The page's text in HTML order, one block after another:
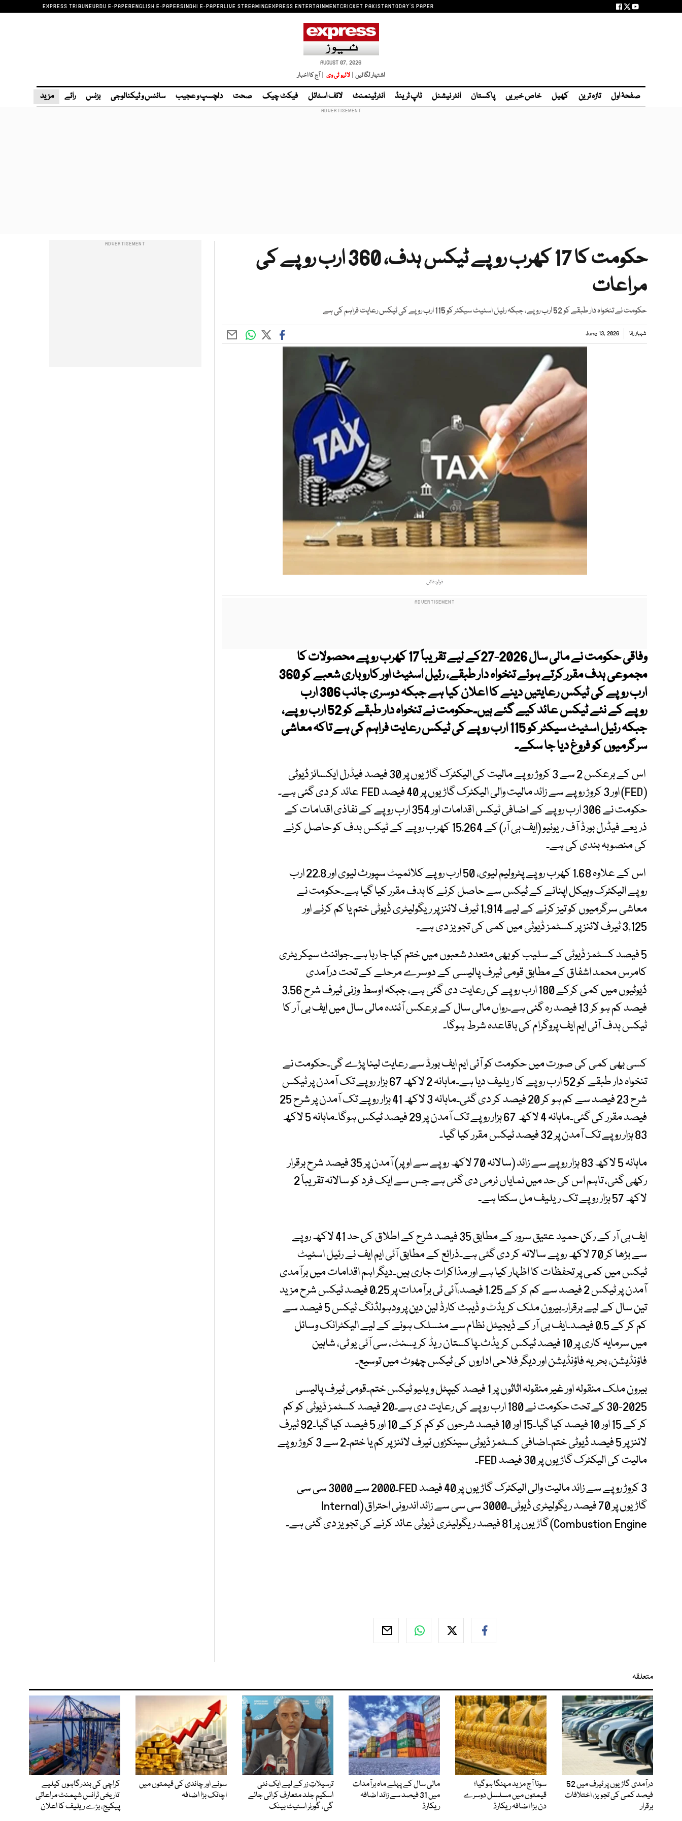
EXPRESS TRIBUNEURDU E-PAPERENGLISH E-PAPERSINDHI E-PAPERLIVE STREAMINGEXPRESS ENTERTAINMENTCRICKET PAKISTANTODAY'S PAPER
AUGUST 07, 2026
اشتہار لگائیں | لائیو ٹی وی | آج کا اخبار
صفحۂ اول تازہ ترین کھیل خاص خبریں پاکستان انٹر نیشنل ٹاپ ٹرینڈ انٹرٹینمنٹ لائف اسٹائل فیکٹ چیک صحت دلچسپ و عجیب سائنس و ٹیکنالوجی بزنس رائے مزید
حکومت کا 17 کھرب روپے ٹیکس ہدف، 360 ارب روپے کی
مراعات
حکومت نے تنخواہ دار طبقے کو 52 ارب روپے، جبکہ رئیل اسٹیٹ سیکٹر کو 115 ارب روپے کی ٹیکس رعایت فراہم کی ہے
شہباز رانا June 13, 2026
فوٹو: فائل
وفاقی حکومت نے مالی سال 2026-27کے لیے تقریباً 17 کھرب روپے محصولات کا
مجموعی ہدف مقرر کرتے ہوئے تنخواہ دار طبقے، رئیل اسٹیٹ اور کاروباری شعبے کو 360
ارب روپے کی ٹیکس رعایتیں دینے کا اعلان کیا ہے جبکہ دوسری جانب 306 ارب
روپے کے نئے ٹیکس عائد کیے گئے ہیں۔حکومت نے تنخواہ دار طبقے کو 52 ارب روپے،
جبکہ رئیل اسٹیٹ سیکٹر کو 115 ارب روپے کی ٹیکس رعایت فراہم کی ہے تاکہ معاشی
سرگرمیوں کو فروغ دیا جا سکے۔
اس کے برعکس 2 سے 3 کروڑ روپے مالیت کی الیکٹرک گاڑیوں پر 30 فیصد فیڈرل ایکسائز ڈیوٹی
(FED) اور 3 کروڑ روپے سے زائد مالیت والی الیکٹرک گاڑیوں پر 40 فیصد FED عائد کر دی گئی ہے۔
حکومت نے 306 ارب روپے کے اضافی ٹیکس اقدامات اور 354 ارب روپے کے نفاذی اقدامات کے
ذریعے فیڈرل بورڈ آف ریونیو (ایف بی آر) کے 15.264 کھرب روپے کے ٹیکس ہدف کو حاصل کرنے
کی منصوبہ بندی کی ہے۔
اس کے علاوہ 1.68 کھرب روپے پٹرولیم لیوی، 50 ارب روپے کلائمیٹ سپورٹ لیوی اور 22.8 ارب
روپے الیکٹرک وہیکل اپنانے کے ٹیکس سے حاصل کرنے کا ہدف مقرر کیا گیا ہے۔حکومت نے
معاشی سرگرمیوں کو تیز کرنے کے لیے 1,914 ٹیرف لائنز پر ریگولیٹری ڈیوٹی ختم یا کم کرنے اور
3,125 ٹیرف لائنز پر کسٹمز ڈیوٹی میں کمی کی تجویز دی ہے۔
5 فیصد کسٹمز ڈیوٹی کے سلیب کو بھی متعدد شعبوں میں ختم کیا جا رہا ہے۔جوائنٹ سیکریٹری
کامرس محمد اشفاق کے مطابق قومی ٹیرف پالیسی کے دوسرے مرحلے کے تحت درآمدی
ڈیوٹیوں میں کمی کرکے 180 ارب روپے کی رعایت دی گئی ہے، جبکہ اوسط وزنی ٹیرف شرح 3.56
فیصد کم ہو کر 13 فیصد رہ گئی ہے۔رواں مالی سال کے برعکس آئندہ مالی سال میں ایف بی آر کا
ٹیکس ہدف آئی ایم ایف پروگرام کی باقاعدہ شرط ہوگا۔
کسی بھی کمی کی صورت میں حکومت کو آئی ایم ایف بورڈ سے رعایت لینا پڑے گی۔حکومت نے
تنخواہ دار طبقے کو 52 ارب روپے کا ریلیف دیا ہے۔ماہانہ 2 لاکھ 67 ہزار روپے تک آمدن پر ٹیکس
شرح 23 فیصد سے کم ہو کر 20 فیصد کر دی گئی۔ماہانہ 3 لاکھ 41 ہزار روپے تک آمدن پر شرح 25
فیصد مقرر کی گئی۔ماہانہ 4 لاکھ 67 ہزار روپے تک آمدن پر 29 فیصد ٹیکس ہوگا۔ماہانہ 5 لاکھ
83 ہزار روپے تک آمدن پر 32 فیصد ٹیکس مقرر کیا گیا۔
ماہانہ 5 لاکھ 83 ہزار روپے سے زائد (سالانہ 70 لاکھ روپے سے اوپر) آمدن پر 35 فیصد شرح برقرار
رکھی گئی، تاہم اس کی حد میں نمایاں نرمی دی گئی ہے جس سے ایک فرد کو سالانہ تقریباً 2
لاکھ 57 ہزار روپے تک ریلیف مل سکتا ہے۔
ایف بی آر کے رکن حمید عتیق سرور کے مطابق 35 فیصد شرح کے اطلاق کی حد 41 لاکھ روپے
سے بڑھا کر 70 لاکھ روپے سالانہ کر دی گئی ہے۔ذرائع کے مطابق آئی ایم ایف نے رئیل اسٹیٹ
ٹیکس میں کمی پر تحفظات کا اظہار کیا ہے اور مذاکرات جاری ہیں۔دیگر اہم اقدامات میں برآمدی
آمدن پر ٹیکس 2 فیصد سے کم کر کے 1.25 فیصد،آئی ٹی برآمدات پر 0.25 فیصد ٹیکس شرح مزید
تین سال کے لیے برقرار۔بیرون ملک کریڈٹ و ڈیبٹ کارڈ لین دین پر ودہولڈنگ ٹیکس 5 فیصد سے
کم کر کے 0.5 فیصد۔ایف بی آر کے ڈیجیٹل نظام سے منسلک ہونے کے لیے الیکٹرانک وسائل
میں سرمایہ کاری پر 10 فیصد ٹیکس کریڈٹ۔پاکستان ریڈ کریسنٹ، سی آئی یو ٹی، شاہین
فاؤنڈیشن، بحریہ فاؤنڈیشن اور دیگر فلاحی اداروں کی ٹیکس چھوٹ میں توسیع۔
بیرون ملک منقولہ اور غیر منقولہ اثاثوں پر 1 فیصد کیپٹل ویلیو ٹیکس ختم۔قومی ٹیرف پالیسی
2025-30 کے تحت حکومت نے 180 ارب روپے کی رعایت دی ہے۔20 فیصد کسٹمز ڈیوٹی کو کم
کر کے 15 اور 10 فیصد کیا گیا۔15 اور 10 فیصد شرحوں کو کم کر کے 10 اور 5 فیصد کیا گیا۔92 ٹیرف
لائنز پر 5 فیصد ڈیوٹی ختم۔اضافی کسٹمز ڈیوٹی سینکڑوں ٹیرف لائنز پر کم یا ختم۔2 سے 3 کروڑ روپے
مالیت کی الیکٹرک گاڑیوں پر 30 فیصد FED۔
3 کروڑ روپے سے زائد مالیت والی الیکٹرک گاڑیوں پر 40 فیصد FED۔2000 سے 3000 سی سی
گاڑیوں پر 70 فیصد ریگولیٹری ڈیوٹی۔3000 سی سی سے زائد اندرونی احتراق (Internal
Combustion Engine) گاڑیوں پر 81 فیصد ریگولیٹری ڈیوٹی عائد کرنے کی تجویز دی گئی ہے۔
متعلقہ
درآمدی گاڑیوں پر ٹیرف میں 52
فیصد کمی کی تجویز، اختلافات
برقرار
سونا آج مزید مہنگا ہوگیا؛
قیمتوں میں مسلسل دوسرے
دن بڑا اضافہ ریکارڈ
مالی سال کے پہلے ماہ برآمدات
میں 31 فیصد سے زائد اضافہ
ریکارڈ
ترسیلاتِ زر کے لیے ایک نئی
اسکیم جلد متعارف کرائی جائے
گی، گورنر اسٹیٹ بینک
سونے اور چاندی کی قیمتوں میں
اچانک بڑا اضافہ
کراچی کی بندرگاہوں کیلیے
تاریخی ٹرانس شپمنٹ مراعاتی
پیکیج، بڑے ریلیف کا اعلان